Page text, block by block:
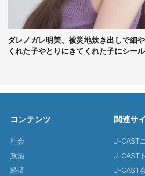
ダレノガレ明美、被災地炊き出しで細
くれた子やとりにきてくれた子にシール
コンテンツ
社会
政治
経済
関連サ
J-CAST
J-CAST
J-CAST